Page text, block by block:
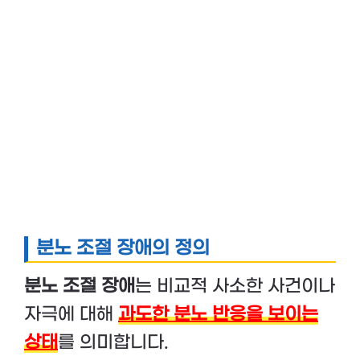
분노 조절 장애의 정의
분노 조절 장애는 비교적 사소한 사건이나
자극에 대해 과도한 분노 반응을 보이는
상태를 의미합니다.